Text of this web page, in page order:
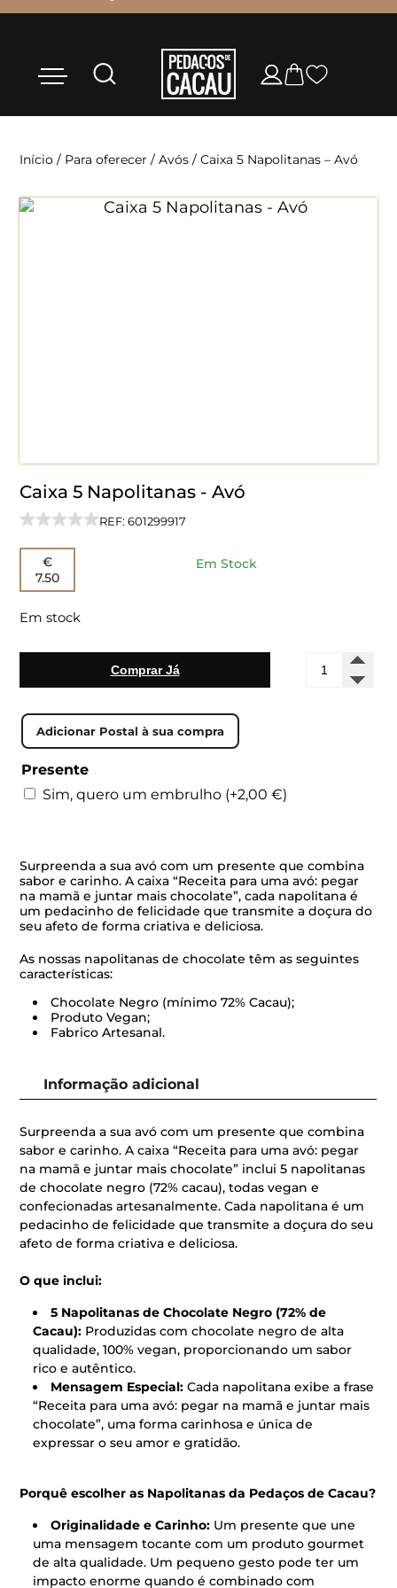
Início / Para oferecer /Avós / Caixa 5 Napolitanas – Avó
Caixa 5 Napolitanas - Avó
REF: 601299917
€
7.50
Em Stock
Em stock
Comprar Já
Quantidade
de
Presente
Sim, quero um embrulho (+2,00€)
Surpreenda a sua avó com um presente que combina
sabor e carinho. A caixa “Receita para uma avó: pegar
na mamã e juntar mais chocolate”, cada napolitana é
um pedacinho de felicidade que transmite a doçura do
seu afeto de forma criativa e deliciosa.
As nossas napolitanas de chocolate têm as seguintes
características:
Chocolate Negro (mínimo 72% Cacau);
Produto Vegan;
Fabrico Artesanal.
Informação adicional
Surpreenda a sua avó com um presente que combina
sabor e carinho. A caixa “Receita para uma avó: pegar
na mamã e juntar mais chocolate” inclui 5 napolitanas
de chocolate negro (72% cacau), todas vegan e
confecionadas artesanalmente. Cada napolitana é um
pedacinho de felicidade que transmite a doçura do seu
afeto de forma criativa e deliciosa.
O que inclui:
5 Napolitanas de Chocolate Negro (72% de
Cacau): Produzidas com chocolate negro de alta
qualidade, 100% vegan, proporcionando um sabor
rico e autêntico.
Mensagem Especial: Cada napolitana exibe a frase
“Receita para uma avó: pegar na mamã e juntar mais
chocolate”, uma forma carinhosa e única de
expressar o seu amor e gratidão.
Porquê escolher as Napolitanas da Pedaços de Cacau?
Originalidade e Carinho: Um presente que une
uma mensagem tocante com um produto gourmet
de alta qualidade. Um pequeno gesto pode ter um
impacto enorme quando é combinado com